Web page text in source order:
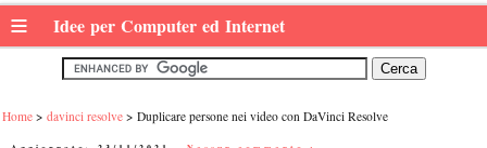
≡ Idee per Computer ed Internet
Home davinci resolve Duplicare persone nei video con DaVinci Resolve